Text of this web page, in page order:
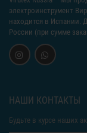
электроинструмент
находится в Испании.
России (при сумме
НАШИ КОНТАКТЫ
Будьте в курсе наших